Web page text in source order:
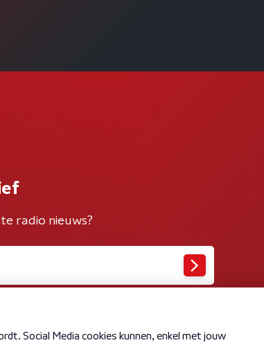
radio nieuws?